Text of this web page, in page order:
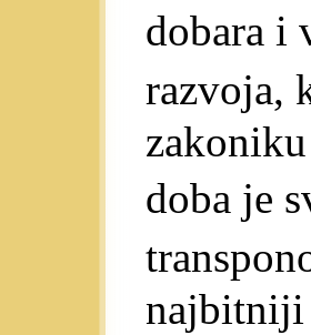
dobara i
razvoja,
doba je
najbitniji